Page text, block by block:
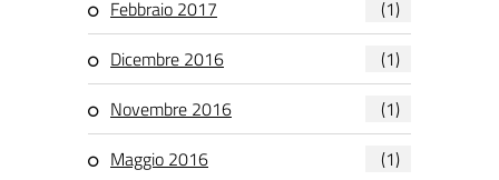
Febbraio 2017
(1)
Dicembre 2016
(1)
Novembre 2016
(1)
Maggio 2016
(1)